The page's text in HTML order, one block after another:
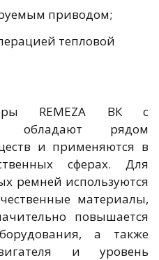
приводом;
тепловой
REMEZA ВК с
обладают рядом
и применяются в
сферах. Для
ремней используются
материалы,
повышается
а также
и уровень